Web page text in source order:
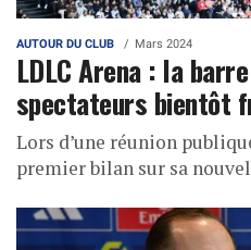
AUTOUR DU CLUB Mars 2024
LDLC Arena : la
spectateurs bientôt
Lors d’une réunion
premier bilan sur sa